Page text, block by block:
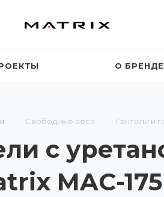
О БРЕНДЕ
Свободные веса Гантели и
с
MAC-